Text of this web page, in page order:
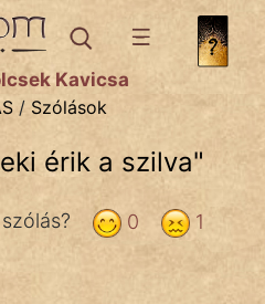
témák:
Kavicsa
/ Szólások
érik a szilva"
1
0